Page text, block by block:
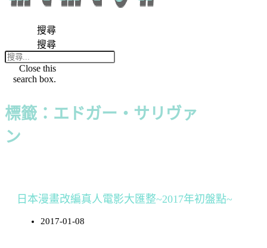
搜尋
搜尋
Close this
search box.
標籤：エドガー・サリヴァ
ン
日本漫畫改編真人電影大匯整~2017年初盤點~
2017-01-08